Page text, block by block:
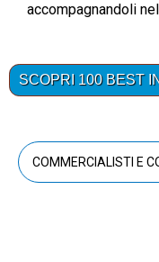
accompagnandoli
COMMERCIALISTI E